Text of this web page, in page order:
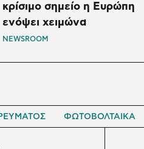
κρίσιμο σημείο η Ευρώπη
ενόψει χειμώνα
NEWSROOM
ΦΩΤΟΒΟΛΤΑΙΚΑ